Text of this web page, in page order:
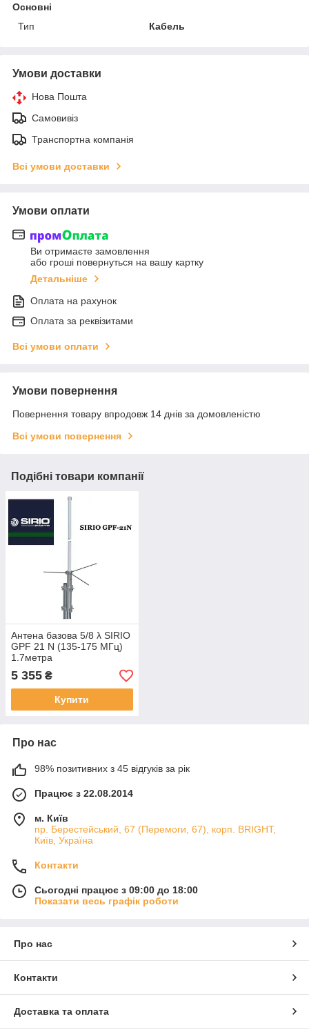
Основні
Тип
Кабель
Умови доставки
Нова Пошта
Самовивіз
Транспортна компанія
Всі умови доставки
Умови оплати
Ви отримаєте замовлення
або гроші повернуться на вашу картку
Детальніше
Оплата на рахунок
Оплата за реквізитами
Всі умови оплати
Умови повернення
Повернення товару впродовж 14 днів за домовленістю
Всі умови повернення
Подібні товари компанії
Антена базова 5/8 λ SIRIO
GPF 21 N (135-175 МГц)
1.7метра
5 355 ₴
Купити
Про нас
98% позитивних з 45 відгуків за рік
Працює з 22.08.2014
м. Київ
пр. Берестейський, 67 (Перемоги, 67), корп. ВRIGHT,
Київ, Україна
Контакти
Сьогодні працює з 09:00 до 18:00
Показати весь графік роботи
Про нас
Контакти
Доставка та оплата